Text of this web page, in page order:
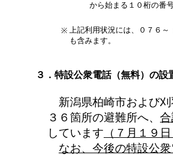
から始まる１０桁の番号
※ 上記利用状況には、０７６
も含みます。
３．特設公衆電話（無料）の設
新潟県柏崎市および
３６箇所の避難所へ、
しています （７月１９
なお、今後の特設公